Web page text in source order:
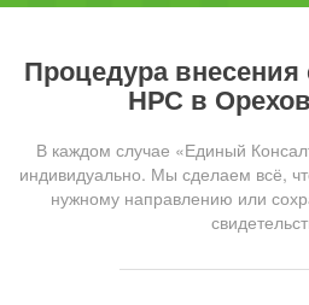
Процедура
НРС в
В каждом случае «Единый
индивидуально. Мы сделаем всё,
нужному направлению или